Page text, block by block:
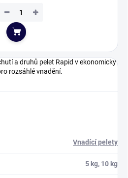
+
−
Do košíku
a druhů pelet Rapid v ekonomicky
rozsáhlé vnadění.
Vnadící pelety
5 kg, 10 kg